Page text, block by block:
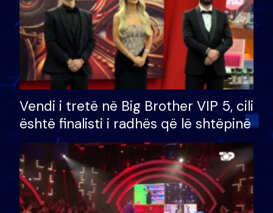
Vendi i tretë në Big Brother VIP 5, cili
është finalisti i radhës që lë shtëpinë